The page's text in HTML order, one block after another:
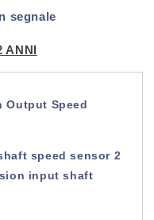
segnale
ANNI
Output Speed
speed sensor 2
input shaft